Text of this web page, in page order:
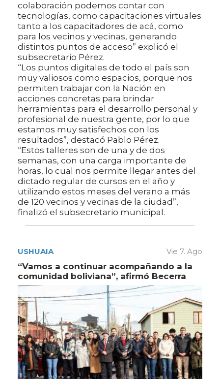
colaboración podemos contar con
tecnologías, como capacitaciones virtuales
tanto a los capacitadores de acá, como
para los vecinos y vecinas, generando
distintos puntos de acceso” explicó el
subsecretario Pérez.
“Los puntos digitales de todo el país son
muy valiosos como espacios, porque nos
permiten trabajar con la Nación en
acciones concretas para brindar
herramientas para el desarrollo personal y
profesional de nuestra gente, por lo que
estamos muy satisfechos con los
resultados”, destacó Pablo Pérez.
“Estos talleres son de una y de dos
semanas, con una carga importante de
horas, lo cual nos permite llegar antes del
dictado regular de cursos en el año y
utilizando estos meses del verano a más
de 120 vecinos y vecinas de la ciudad”,
finalizó el subsecretario municipal.
USHUAIA Vie 7. Ago
“Vamos a continuar acompañando a la
comunidad boliviana”, afirmó Becerra